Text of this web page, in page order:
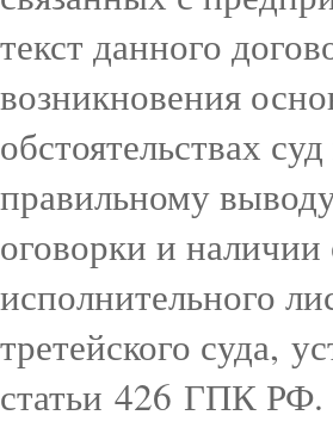
текст данного
возникновения
обстоятельствах
правильному
оговорки и
исполнительного
третейского суда,
статьи 426 ГПК РФ.